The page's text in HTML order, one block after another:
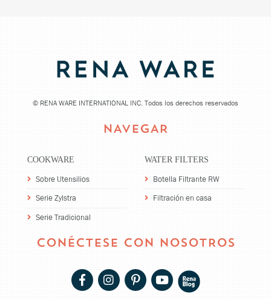
© RENA WARE INTERNATIONAL INC. Todos los derechos reservados
NAVEGAR
COOKWARE
Sobre Utensilios
Serie Zylstra
Serie Tradicional
WATER FILTERS
Botella Filtrante RW
Filtración en casa
CONÉCTESE CON NOSOTROS